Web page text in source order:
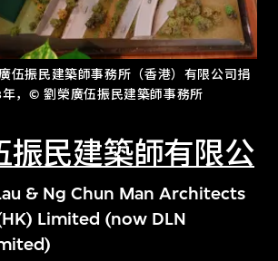
伍振民建築師事務所（香港）有限公司捐
，© 劉榮廣伍振民建築師事務所
振民建築師有限公
& Ng Chun Man Architects
Limited (now DLN
品
级的二十及二十一世纪视觉